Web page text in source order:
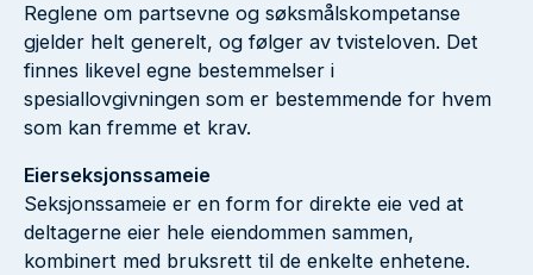
Reglene om partsevne og søksmålskompetanse
gjelder helt generelt, og følger av tvisteloven. Det
finnes likevel egne bestemmelser i
spesiallovgivningen som er bestemmende for hvem
som kan fremme et krav.
Eierseksjonssameie
Seksjonssameie er en form for direkte eie ved at
deltagerne eier hele eiendommen sammen,
kombinert med bruksrett til de enkelte enhetene.